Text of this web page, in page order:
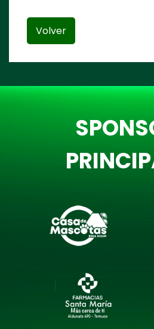
Volver